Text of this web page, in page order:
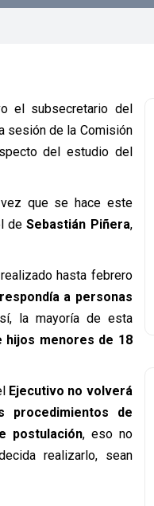
el subsecretario del
sesión de la Comisión
del estudio del
que se hace este
deSebastián Piñera,
hasta febrero
a personas
la mayoría de esta
hijos menores de 18
Ejecutivo no volverá
procedimientos de
postulación, eso no
realizarlo, sean